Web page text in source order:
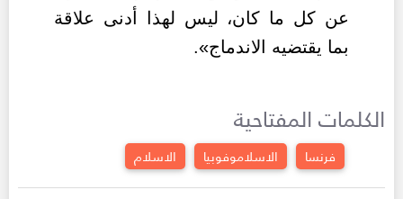
عن كل ما كان، ليس لهذا أدنى علاقة
بما يقتضيه الاندماج».
الكلمات المفتاحية
فرنسا الاسلاموفوبيا الاسلام